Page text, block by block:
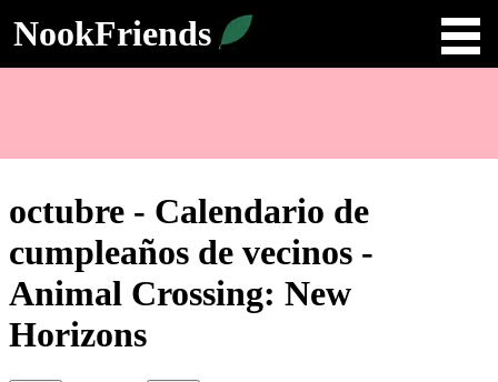
NookFriends
octubre - Calendario de
cumpleaños de vecinos -
Animal Crossing: New
Horizons